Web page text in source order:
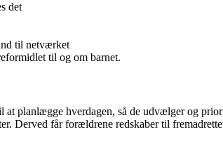
det
til netværket
til og om barnet.
planlægge hverdagen, så de udvælger og
Derved får forældrene redskaber til